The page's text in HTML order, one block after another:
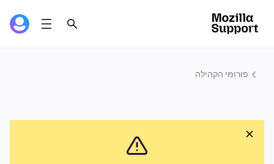
פורומי הקהילה